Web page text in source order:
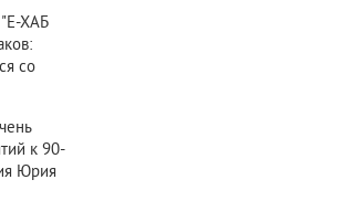
ХАБ
со
к 90-
Юрия